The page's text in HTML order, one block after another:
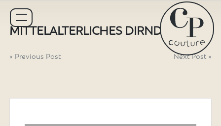
content
MITTELALTERLICHES DIRNDL
BEITRAGSNAVIGATION
« Previous Post Next Post »